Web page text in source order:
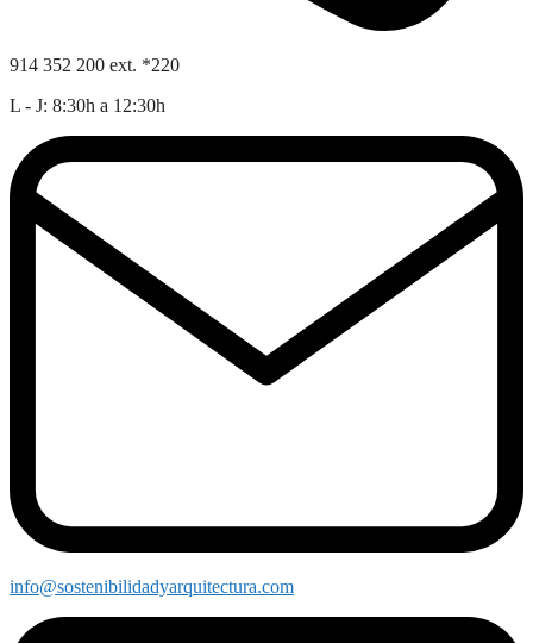
914 352 200 ext. *220
L - J: 8:30h a 12:30h
info@sostenibilidadyarquitectura.com